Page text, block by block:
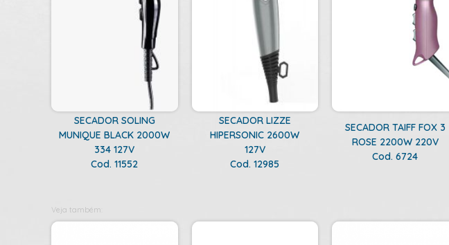
SECADOR SOLING
MUNIQUE BLACK 2000W
334 127V
Cod. 11552
SECADOR LIZZE
HIPERSONIC 2600W
127V
Cod. 12985
SECADOR TAIFF FOX 3
ROSE 2200W 220V
Cod. 6724
Veja também: